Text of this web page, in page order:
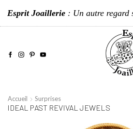
Esprit Joaillerie : Un autre
Accueil Surprises
IDEAL PAST REVIVAL JEWELS